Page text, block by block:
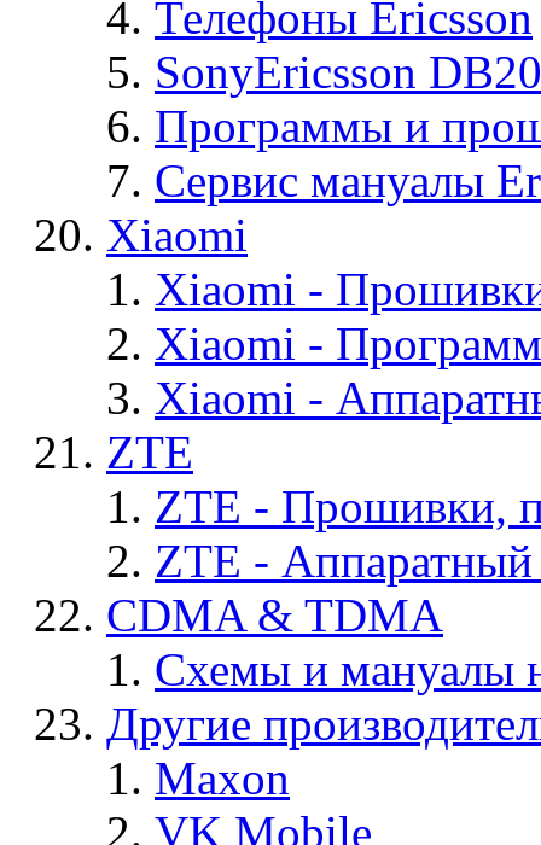
Телефоны Ericsson
SonyEricsson
Программы и
Сервис мануалы
Xiaomi
Xiaomi -
Xiaomi -
Xiaomi -
ZTE
ZTE - Прошивки,
ZTE -
CDMA & TDMA
Схемы и мануалы
Другие
Maxon
VK Mobile